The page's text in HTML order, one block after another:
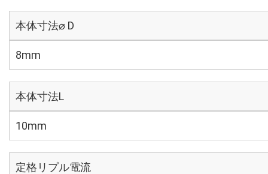
本体寸法⌀ D
8mm
本体寸法L
10mm
定格リプル電流